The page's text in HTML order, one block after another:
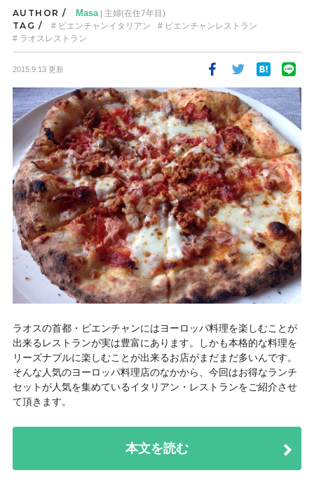
AUTHOR / Masa| 主婦(在住7年目)
TAG / ビエンチャンイタリアン
ビエンチャンレストラン
ラオスレストラン
2015.9.13 更新
ラオスの首都・ビエンチャンにはヨーロッパ料理を楽しむことが
出来るレストランが実は豊富にあります。しかも本格的な料理を
リーズナブルに楽しむことが出来るお店がまだまだ多いんです。
そんな人気のヨーロッパ料理店のなかから、今回はお得なランチ
セットが人気を集めているイタリアン・レストランをご紹介させ
て頂きます。
本文を読む